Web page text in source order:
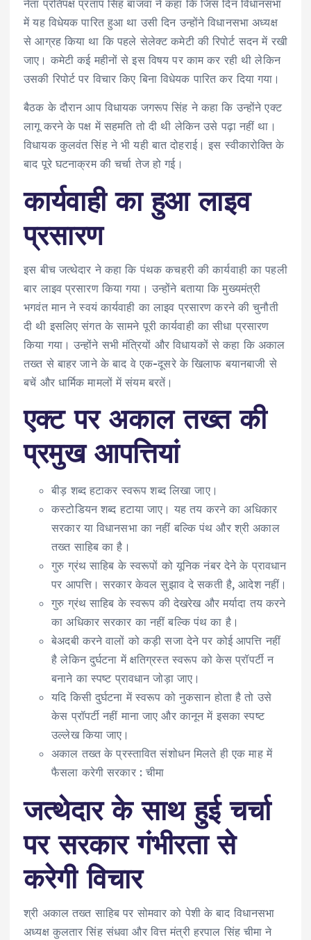
नेता प्रतिपक्ष प्रताप सिंह बाजवा ने कहा कि जिस दिन विधानसभा
में यह विधेयक पारित हुआ था उसी दिन उन्होंने विधानसभा अध्यक्ष
से आग्रह किया था कि पहले सेलेक्ट कमेटी की रिपोर्ट सदन में रखी
जाए। कमेटी कई महीनों से इस विषय पर काम कर रही थी लेकिन
उसकी रिपोर्ट पर विचार किए बिना विधेयक पारित कर दिया गया।
बैठक के दौरान आप विधायक जगरूप सिंह ने कहा कि उन्होंने एक्ट
लागू करने के पक्ष में सहमति तो दी थी लेकिन उसे पढ़ा नहीं था।
विधायक कुलवंत सिंह ने भी यही बात दोहराई। इस स्वीकारोक्ति के
बाद पूरे घटनाक्रम की चर्चा तेज हो गई।
कार्यवाही का हुआ लाइव
प्रसारण
इस बीच जत्थेदार ने कहा कि पंथक कचहरी की कार्यवाही का पहली
बार लाइव प्रसारण किया गया। उन्होंने बताया कि मुख्यमंत्री
भगवंत मान ने स्वयं कार्यवाही का लाइव प्रसारण करने की चुनौती
दी थी इसलिए संगत के सामने पूरी कार्यवाही का सीधा प्रसारण
किया गया। उन्होंने सभी मंत्रियों और विधायकों से कहा कि अकाल
तख्त से बाहर जाने के बाद वे एक-दूसरे के खिलाफ बयानबाजी से
बचें और धार्मिक मामलों में संयम बरतें।
एक्ट पर अकाल तख्त की
प्रमुख आपत्तियां
बीड़ शब्द हटाकर स्वरूप शब्द लिखा जाए।
कस्टोडियन शब्द हटाया जाए। यह तय करने का अधिकार
सरकार या विधानसभा का नहीं बल्कि पंथ और श्री अकाल
तख्त साहिब का है।
गुरु ग्रंथ साहिब के स्वरूपों को यूनिक नंबर देने के प्रावधान
पर आपत्ति। सरकार केवल सुझाव दे सकती है, आदेश नहीं।
गुरु ग्रंथ साहिब के स्वरूप की देखरेख और मर्यादा तय करने
का अधिकार सरकार का नहीं बल्कि पंथ का है।
बेअदबी करने वालों को कड़ी सजा देने पर कोई आपत्ति नहीं
है लेकिन दुर्घटना में क्षतिग्रस्त स्वरूप को केस प्रॉपर्टी न
बनाने का स्पष्ट प्रावधान जोड़ा जाए।
यदि किसी दुर्घटना में स्वरूप को नुकसान होता है तो उसे
केस प्रॉपर्टी नहीं माना जाए और कानून में इसका स्पष्ट
उल्लेख किया जाए।
अकाल तख्त के प्रस्तावित संशोधन मिलते ही एक माह में
फैसला करेगी सरकार : चीमा
जत्थेदार के साथ हुई चर्चा
पर सरकार गंभीरता से
करेगी विचार
श्री अकाल तख्त साहिब पर सोमवार को पेशी के बाद विधानसभा
अध्यक्ष कुलतार सिंह संधवा और वित्त मंत्री हरपाल सिंह चीमा ने